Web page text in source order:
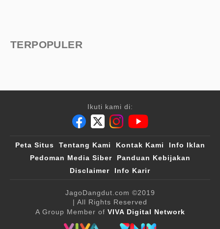
TERPOPULER
Ikuti kami di:
Peta Situs Tentang Kami Kontak Kami
Info Iklan
Pedoman Media Siber
Panduan Kebijakan
Disclaimer
Info Karir
JagoDangdut.com ©2019
| All Rights Reserved
A Group Member of VIVA Digital Network